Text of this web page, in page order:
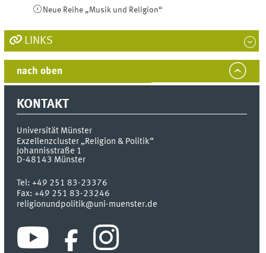
Neue Reihe „Musik und Religion“
LINKS
nach oben
KONTAKT
Universität Münster
Exzellenzcluster „Religion & Politik“
Johannisstraße 1
D-48143 Münster
Tel:+49 251 83-23376
Fax:+49 251 83-23246
religionundpolitik@uni-muenster.de